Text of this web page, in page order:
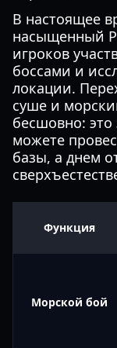
В настоящее
насыщенный
игроков
боссами и
локации.
суше и
бесшовно: это
можете
базы, а днем
Функция
Морской бой